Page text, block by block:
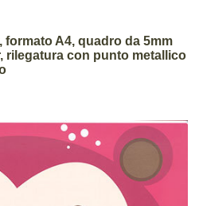
formato A4, quadro da 5mm
rilegatura con punto metallico